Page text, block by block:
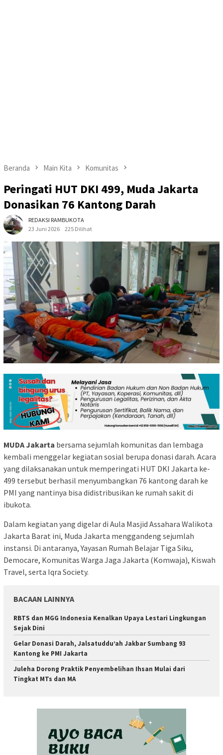
Beranda Main Kita Komunitas
Peringati HUT DKI 499, Muda Jakarta
Donasikan 76 Kantong Darah
REDAKSI RAMBUKOTA
23 Juni 2026
225 Dilihat
MUDA Jakarta bersama sejumlah komunitas dan lembaga
kembali menggelar kegiatan sosial berupa donasi darah. Acara
yang dilaksanakan untuk memperingati HUT DKI Jakarta ke-
499 tersebut berhasil menyumbangkan 76 kantong darah ke
PMI yang nantinya bisa didistribusikan ke rumah sakit di
ibukota.
Dalam kegiatan yang digelar di Aula Masjid Assahara Walikota
Jakarta Barat ini, Muda Jakarta menggandeng sejumlah
instansi. Di antaranya, Yayasan Rumah Belajar Tiga Siku,
Democare, Komunitas Warga Jaga Jakarta (Komwaja), Kiswah
Travel, serta Iqra Society.
BACAAN LAINNYA
RBTS dan MGG Indonesia Kenalkan Upaya Lestari Lingkungan
Sejak Dini
Gelar Donasi Darah, Jalsatuddu’ah Jakbar Sumbang 93
Kantong ke PMI Jakarta
Juleha Dorong Praktik Penyembelihan Ihsan Mulai dari
Tingkat MTs dan MA